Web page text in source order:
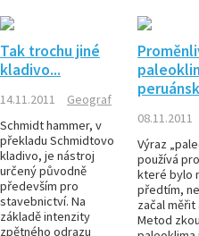
Tak trochu jiné
kladivo...
14.11.2011
Geograf
Schmidt hammer, v
překladu Schmidtovo
kladivo, je nástroj
určený původně
především pro
stavebnictví. Na
základě intenzity
zpětného odrazu
08.11.2011
Výraz
používá
které bylo
předtím,
začal měřit
Metod